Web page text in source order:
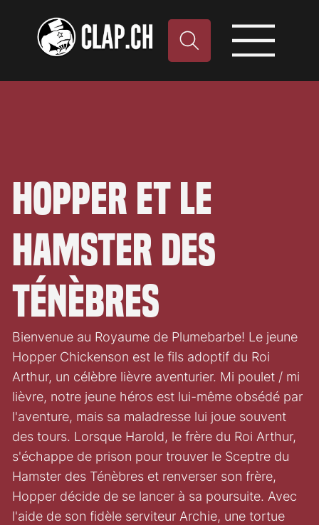
Hopper et le
hamster des
ténèbres
Bienvenue au Royaume de Plumebarbe! Le jeune
Hopper Chickenson est le fils adoptif du Roi
Arthur, un célèbre lièvre aventurier. Mi poulet / mi
lièvre, notre jeune héros est lui-même obsédé par
l'aventure, mais sa maladresse lui joue souvent
des tours. Lorsque Harold, le frère du Roi Arthur,
s'échappe de prison pour trouver le Sceptre du
Hamster des Ténèbres et renverser son frère,
Hopper décide de se lancer à sa poursuite. Avec
l'aide de son fidèle serviteur Archie, une tortue